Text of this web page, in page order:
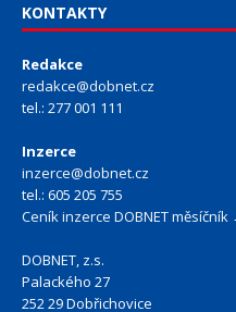
KONTAKTY
Redakce
redakce@dobnet.cz
tel.: 277 001 111
Inzerce
inzerce@dobnet.cz
tel.: 605 205 755
Ceník inzerce DOBNET měsíčník
DOBNET, z.s.
Palackého 27
252 29 Dobřichovice